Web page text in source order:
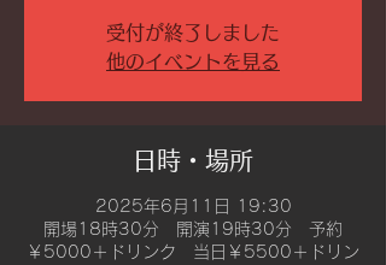
受付が終了しました
他のイベントを見る
日時・場所
2025年6月11日 19:30
開場18時30分 開演19時30分 予約
￥5000＋ドリンク 当日￥5500＋ドリン